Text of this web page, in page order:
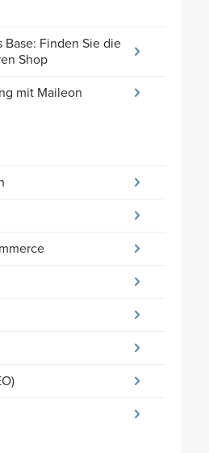
Base: Finden Sie die
Shop
mit Maileon